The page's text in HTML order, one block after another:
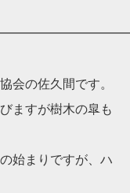
会の佐久間です。
ますが樹木の皐も
始まりですが、 ハ